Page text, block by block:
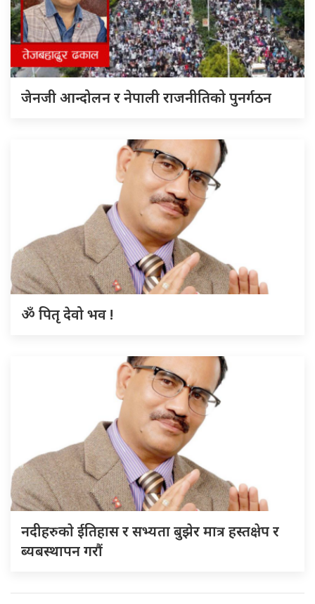
जेनजी आन्दोलन र नेपाली राजनीतिको पुनर्गठन
ॐ पितृ देवो भव !
नदीहरुकाे ईतिहास र सभ्यता बुझेर मात्र हस्तक्षेप र
ब्यबस्थापन गराैं